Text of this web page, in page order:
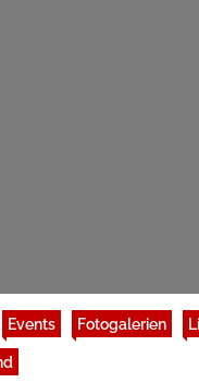
Events Fotogalerien